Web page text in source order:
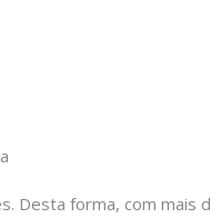
Desta forma, com mais